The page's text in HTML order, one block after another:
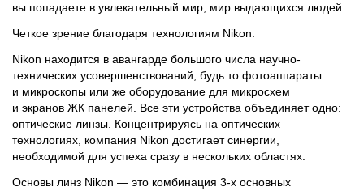
вы попадаете в увлекательный мир, мир выдающихся людей.
Четкое зрение благодаря технологиям Nikon.
Nikon находится в авангарде большого числа научно-
технических усовершенствований, будь то фотоаппараты
и микроскопы или же оборудование для микросхем
и экранов ЖК панелей. Все эти устройства объединяет одно:
оптические линзы. Концентрируясь на оптических
технологиях, компания Nikon достигает синергии,
необходимой для успеха сразу в нескольких областях.
Основы линз Nikon — это комбинация 3-х основных